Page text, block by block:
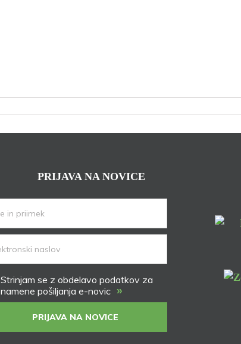
PRIJAVA NA NOVICE
Strinjam se z obdelavo podatkov za
namene pošiljanja e-novic »
PRIJAVA NA NOVICE